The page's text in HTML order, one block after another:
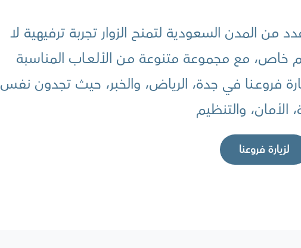
المدن السعودية لتمنح الزوار تجربة ترفيهية لا
خاص، مع مجموعة متنوعة مـن الألـعــاب المناسبة
زيارة فروعــنا في جدة، الرياض، والخبر، حيث تجدون نفس
الأمان، والتنظيم
لزيارة فروعنا